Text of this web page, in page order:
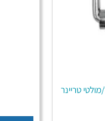
טריינר